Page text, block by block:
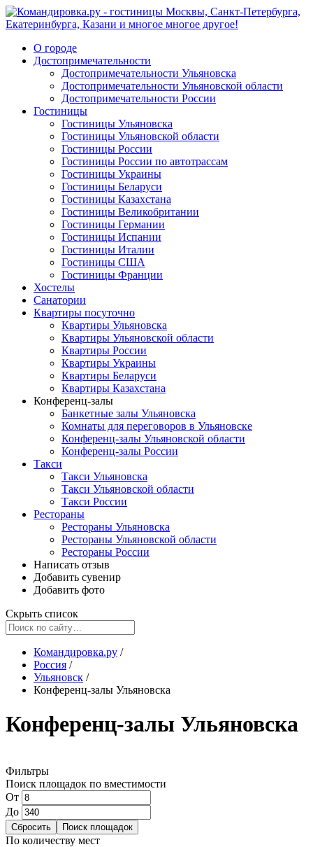
О городе
Достопримечательности
Достопримечательности Ульяновска
Достопримечательности Ульяновской области
Достопримечательности России
Гостиницы
Гостиницы Ульяновска
Гостиницы Ульяновской области
Гостиницы России
Гостиницы России по автотрассам
Гостиницы Украины
Гостиницы Беларуси
Гостиницы Казахстана
Гостиницы Великобритании
Гостиницы Германии
Гостиницы Испании
Гостиницы Италии
Гостиницы США
Гостиницы Франции
Хостелы
Санатории
Квартиры посуточно
Квартиры Ульяновска
Квартиры Ульяновской области
Квартиры России
Квартиры Украины
Квартиры Беларуси
Квартиры Казахстана
Конференц-залы
Банкетные залы Ульяновска
Комнаты для переговоров в Ульяновске
Конференц-залы Ульяновской области
Конференц-залы России
Такси
Такси Ульяновска
Такси Ульяновской области
Такси России
Рестораны
Рестораны Ульяновска
Рестораны Ульяновской области
Рестораны России
Написать отзыв
Добавить сувенир
Добавить фото
Скрыть список
Командировка.ру /
Россия /
Ульяновск /
Конференц-залы Ульяновска
Конференц-залы Ульяновска
Фильтры
Поиск площадок по вместимости
От
До
По количеству мест